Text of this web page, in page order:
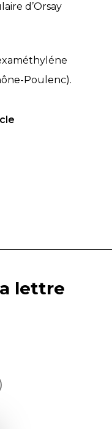
d’Orsay
Poulenc).
lettre